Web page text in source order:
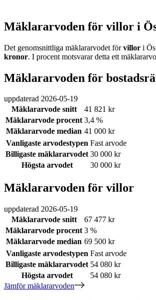
Mäklararvoden för villor i
Det genomsnittliga mäklararvodet förvillor i
kronor. I procent motsvarar detta ett
Mäklararvoden för
uppdaterad 2026-05-19
Mäklararvode snitt
41 821 kr
Mäklararvode procent 3,4 %
Mäklararvode median 41 000 kr
Vanligaste arvodestypen Fast arvode
Billigaste mäklararvodet 30 000 kr
Högsta arvodet
30 000 kr
Mäklararvoden för villor
uppdaterad 2026-05-19
Mäklararvode snitt
67 477 kr
Mäklararvode procent 3 %
Mäklararvode median 69 500 kr
Vanligaste arvodestypen Fast arvode
Billigaste mäklararvodet 54 080 kr
Högsta arvodet
54 080 kr
Jämför mäklararvoden